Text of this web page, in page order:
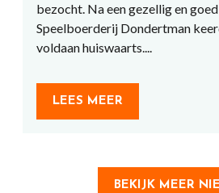
bezocht. Na een gezellig en
Speelboerderij Dondertman
voldaan huiswaarts....
LEES MEER
BEKIJK MEER